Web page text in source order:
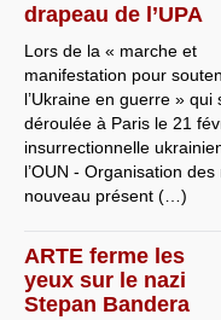
drapeau de l’UPA
Lors de la « marche et
manifestation pour
l’Ukraine en guerre » qui
déroulée à Paris le 21
insurrectionnelle
l’OUN - Organisation
nouveau présent (…)
ARTE ferme les
yeux sur le nazi
Stepan Bandera